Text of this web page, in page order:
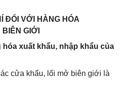
ĐỐI VỚI HÀNG HÓA
GIỚI
xuất khẩu, nhập khẩu của
cửa khẩu, lối mở biên giới là